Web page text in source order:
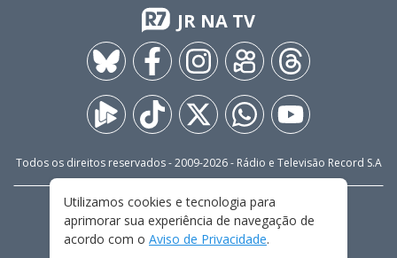
JR NA TV
Todos os direitos reservados - 2009-2026- Rádio e Televisão Record S.A
FALE CONOSCO
PRIVACIDADE
TERMOS E CONDIÇÕES DE USO
Utilizamos cookies e tecnologia para
aprimorar sua experiência de navegação de
acordo com o Aviso de Privacidade.